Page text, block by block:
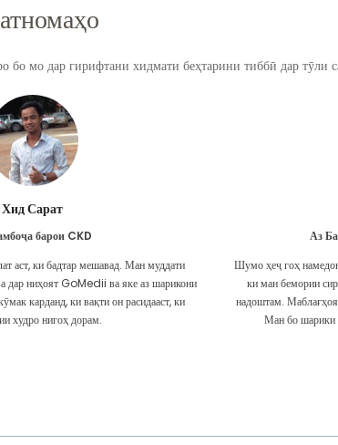
бо мо дар гирифтани хидмати беҳтарини тиббӣ дар
Хид Сарат
барои CKD
аст, ки бадтар мешавад. Ман муддати
дар ниҳоят GoMedii ва яке аз шарикони
карданд, ки вақти он расидааст, ки
худро нигоҳ дорам.
Аз
Шумо ҳеҷ гоҳ
ки ман бемории
надоштам.
Ман бо шарики